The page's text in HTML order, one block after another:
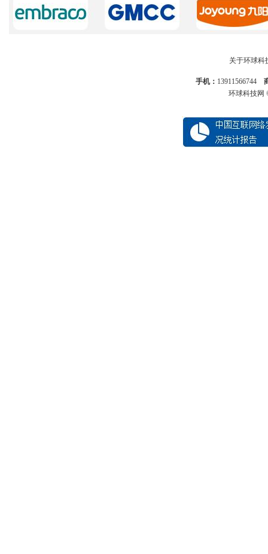
关于环球科
手机： 13911566744
环球科技网